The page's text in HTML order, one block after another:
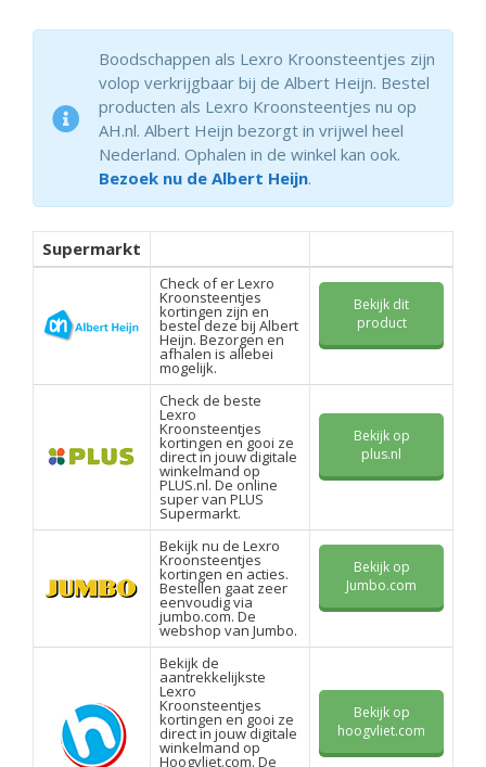
Boodschappen als Lexro Kroonsteentjes zijn
volop verkrijgbaar bij de Albert Heijn. Bestel
producten als Lexro Kroonsteentjes nu op
AH.nl. Albert Heijn bezorgt in vrijwel heel
Nederland. Ophalen in de winkel kan ook.
Bezoek nu de Albert Heijn.
Supermarkt
Check of er Lexro
Kroonsteentjes
kortingen zijn en
bestel deze bij Albert
Heijn. Bezorgen en
afhalen is allebei
mogelijk.
Bekijk dit
product
Check de beste
Lexro
Kroonsteentjes
kortingen en gooi ze
direct in jouw digitale
winkelmand op
PLUS.nl. De online
super van PLUS
Supermarkt.
Bekijk op
plus.nl
Bekijk nu de Lexro
Kroonsteentjes
kortingen en acties.
Bestellen gaat zeer
eenvoudig via
jumbo.com. De
webshop van Jumbo.
Bekijk op
Jumbo.com
Bekijk de
aantrekkelijkste
Lexro
Kroonsteentjes
kortingen en gooi ze
direct in jouw digitale
winkelmand op
Hoogvliet.com. De
Bekijk op
hoogvliet.com